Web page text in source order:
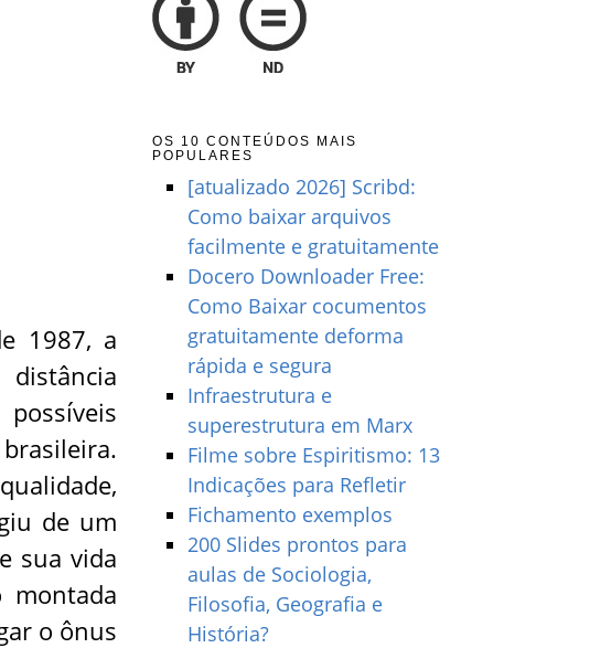
1987, a
de um
sua vida
montada
o ônus
OS 10 CONTEÚDOS MAIS
POPULARES
[atualizado 2026] Scribd:
Como baixar arquivos
facilmente e gratuitamente
Docero Downloader Free:
Como Baixar cocumentos
gratuitamente deforma
rápida e segura
Infraestrutura e
superestrutura em Marx
Filme sobre Espiritismo: 13
Indicações para Refletir
Fichamento exemplos
200 Slides prontos para
aulas de Sociologia,
Filosofia, Geografia e
História?